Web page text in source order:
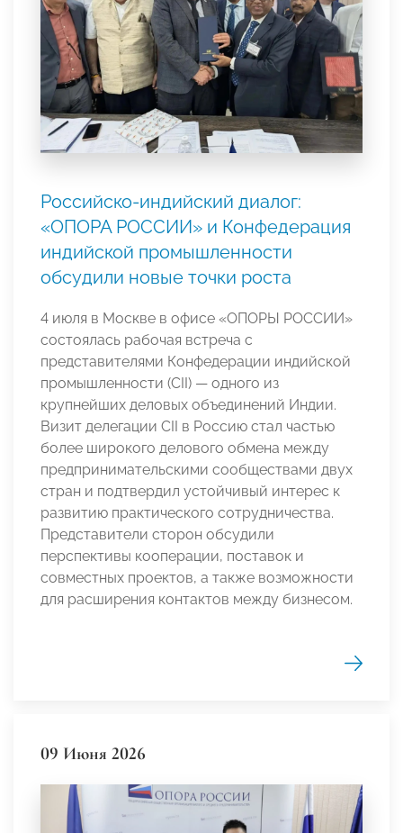
Российско-индийский диалог:
«ОПОРА РОССИИ» и Конфедерация
индийской промышленности
обсудили новые точки роста
4 июля в Москве в офисе «ОПОРЫ РОССИИ»
состоялась рабочая встреча с
представителями Конфедерации индийской
промышленности (CII) — одного из
крупнейших деловых объединений Индии.
Визит делегации CII в Россию стал частью
более широкого делового обмена между
предпринимательскими сообществами двух
стран и подтвердил устойчивый интерес к
развитию практического сотрудничества.
Представители сторон обсудили
перспективы кооперации, поставок и
совместных проектов, а также возможности
для расширения контактов между бизнесом.
09 Июня 2026